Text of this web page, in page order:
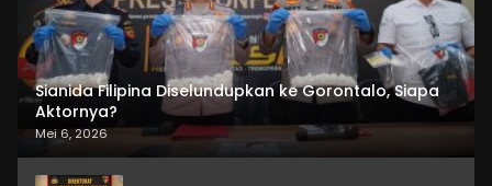
Sianida Filipina Diselundupkan ke Gorontalo, Siapa
Aktornya?
Mei 6, 2026